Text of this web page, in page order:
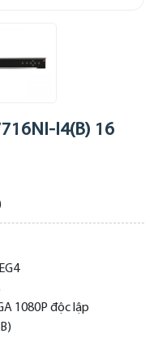
I4(B) 16
1080P độc lập